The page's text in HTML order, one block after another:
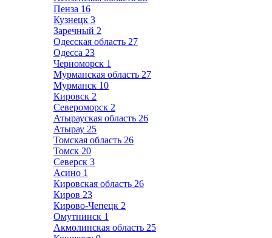
Пенза 16
Кузнецк 3
Заречный 2
Одесская область 27
Одесса 23
Черноморск 1
Мурманская область 27
Мурманск 10
Кировск 2
Североморск 2
Атырауская область 26
Атырау 25
Томская область 26
Томск 20
Северск 3
Асино 1
Кировская область 26
Киров 23
Кирово-Чепецк 2
Омутнинск 1
Акмолинская область 25